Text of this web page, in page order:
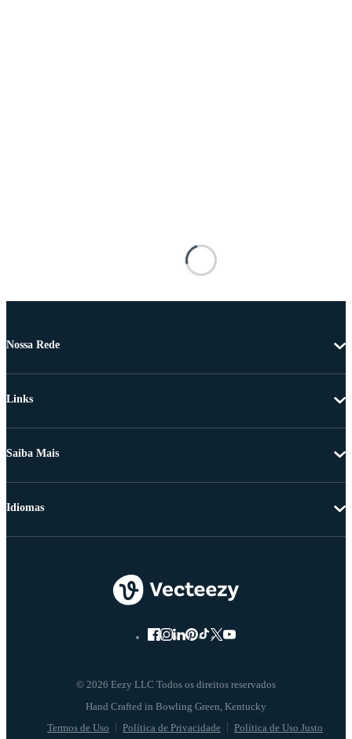
Nossa Rede
Links
Saiba Mais
© 2026 Eezy LLC Todos os direitos reservados
Termos de Uso Política de Privacidade Política de Uso Justo
Idiomas